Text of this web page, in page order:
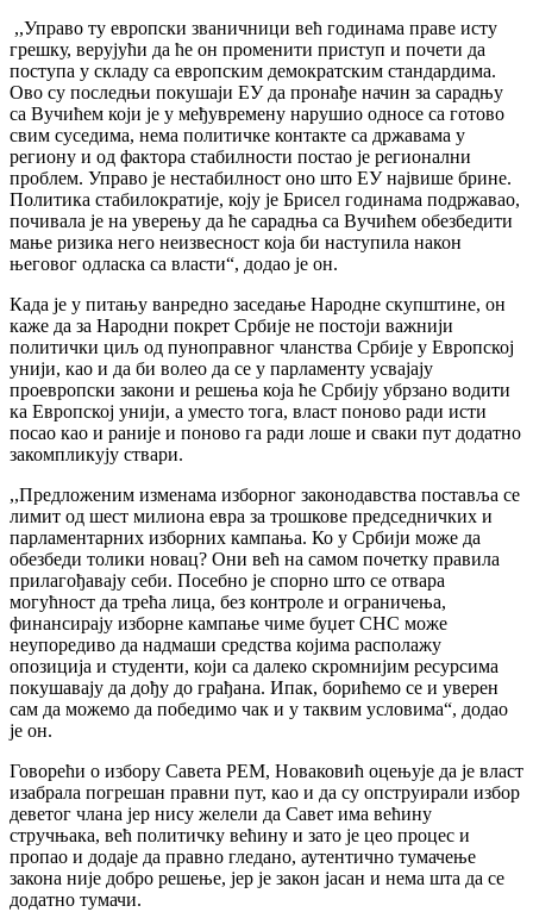
,,Управо ту европски званичници већ годинама праве исту
грешку, верујући да ће он променити приступ и почети да
поступа у складу са европским демократским стандардима.
Ово су последњи покушаји ЕУ да пронађе начин за сарадњу
са Вучићем који је у међувремену нарушио односе са готово
свим суседима, нема политичке контакте са државама у
региону и од фактора стабилности постао је регионални
проблем. Управо је нестабилност оно што ЕУ највише брине.
Политика стабилократије, коју је Брисел годинама подржавао,
почивала је на уверењу да ће сарадња са Вучићем обезбедити
мање ризика него неизвесност која би наступила након
његовог одласка са власти“, додао је он.
Када је у питању ванредно заседање Народне скупштине, он
каже да за Народни покрет Србије не постоји важнији
политички циљ од пуноправног чланства Србије у Европској
унији, као и да би волео да се у парламенту усвајају
проевропски закони и решења која ће Србију убрзано водити
ка Европској унији, а уместо тога, власт поново ради исти
посао као и раније и поново га ради лоше и сваки пут додатно
закомпликују ствари.
,,Предложеним изменама изборног законодавства поставља се
лимит од шест милиона евра за трошкове председничких и
парламентарних изборних кампања. Ко у Србији може да
обезбеди толики новац? Они већ на самом почетку правила
прилагођавају себи. Посебно је спорно што се отвара
могућност да трећа лица, без контроле и ограничења,
финансирају изборне кампање чиме буџет СНС може
неупоредиво да надмаши средства којима располажу
опозиција и студенти, који са далеко скромнијим ресурсима
покушавају да дођу до грађана. Ипак, борићемо се и уверен
сам да можемо да победимо чак и у таквим условима“, додао
је он.
Говорећи о избору Савета РЕМ, Новаковић оцењује да је власт
изабрала погрешан правни пут, као и да су опструирали избор
деветог члана јер нису желели да Савет има већину
стручњака, већ политичку већину и зато је цео процес и
пропао и додаје да правно гледано, аутентично тумачење
закона није добро решење, јер је закон јасан и нема шта да се
додатно тумачи.